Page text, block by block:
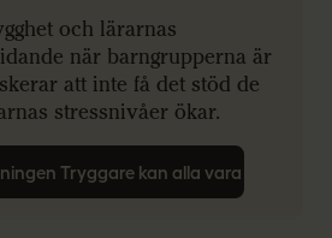
och lärarnas
när barngrupperna är
att inte få det stöd de
stressnivåer ökar.
Tryggare kan alla vara